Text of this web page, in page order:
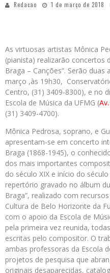
Redacao 1 de março de 2018
As virtuosas artistas Mônica
(pianista) realizarão concertos
Braga – Canções”. Serão
março ,às 19h30,
Centro, (31) 3409-8300), e no
Escola de Música da UFMG (
(31) 3409-4700).
Mônica Pedrosa, soprano, e
apresentam-se em concerto
Braga (1868-1945), o
dos mais importantes
do século XIX e início do
repertório gravado no álbum
Braga”, realizado com
Cultura de Belo Horizonte da
com o apoio da Escola de
pela primeira vez reunida,
escritas pelo compositor. O
ambas professoras da Escola
projetos de pesquisa que
originais desaparecidas,